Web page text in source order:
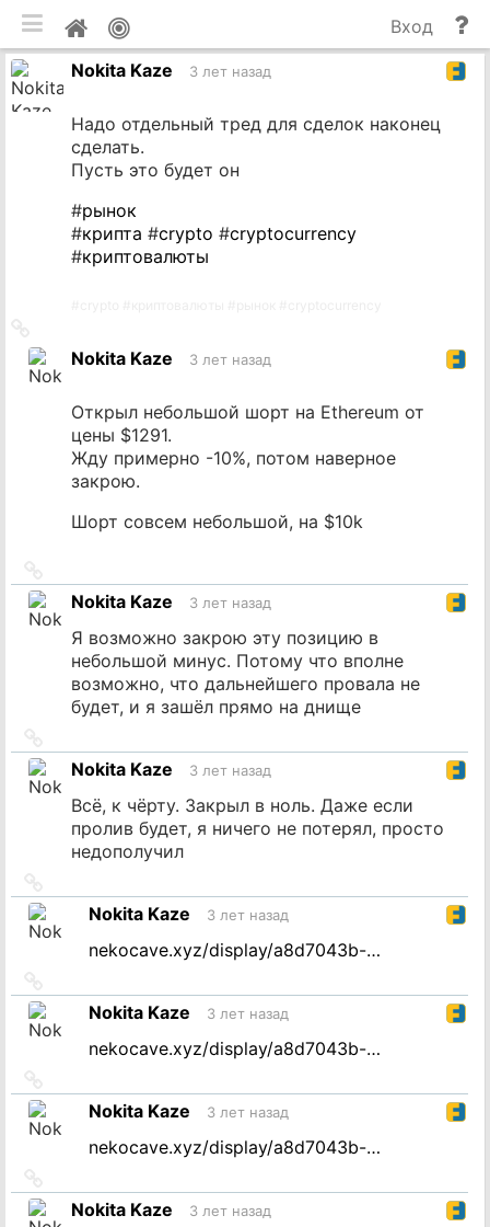
Мой
профиль
и
Вход
Nokita Kaze
3 лет назад
Надо отдельный тред для сделок наконец
сделать.
Пусть это будет он
#рынок
#крипта #crypto #cryptocurrency
#криптовалюты
на
источникNokita Kaze 3 лет назад
Открыл небольшой шорт на Ethereum от
цены $1291.
Жду примерно -10%, потом наверное
закрою.
Шорт совсем небольшой, на $10k
на
источник
Nokita Kaze 3 лет назад
Я возможно закрою эту позицию в
небольшой минус. Потому что вполне
возможно, что дальнейшего провала не
будет, и я зашёл прямо на днище
на
источник
Nokita Kaze 3 лет назад
Всё, к чёрту. Закрыл в ноль. Даже если
пролив будет, я ничего не потерял, просто
недополучил
на
источникNokita Kaze 3 лет назад
nekocave.xyz/display/a8d7043b-…
на
источникNokita Kaze 3 лет назад
nekocave.xyz/display/a8d7043b-…
на
источникNokita Kaze 3 лет назад
nekocave.xyz/display/a8d7043b-…
на
источник
Nokita Kaze 3 лет назад
мобильная версия